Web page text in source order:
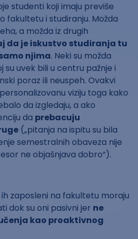
studenti koji imaju previše
fakultetu i studiranju. Možda
a možda iz drugih
da je iskustvo studiranja tu
njima. Neki su možda
su uvek bili u centru pažnje i
poraz ili neuspeh. Ovakvi
viziju toga kako
da izgledaju, a ako
da prebacuju
(„pitanja na ispitu su bila
semestralnih obaveza nije
ne objašnjava dobro“).
zaposleni na fakultetu moraju
dok su oni pasivni jer ne
kao proaktivnog